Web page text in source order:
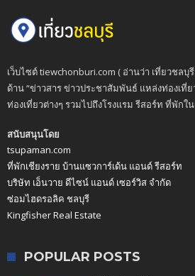
เว็บไซต์ tiewchonburi.com ( อ่านว่า เที่ยวชลบุ
ด้าน “ข่าวสาร ข่าวประชาสัมพันธ์ แหล่งท่องเที่
ท่องเที่ยวต่างๆ รวมไปถึงโรงแรม รีสอร์ท ที่พักใ
สนับสนุนโดย
tsupaman.com
ที่พักเชียงราย บ้านแซวการ์เด้น แอนด์ รีสอร์ท
บริษัท เอ็นวาย ดีไซน์ แอนด์ เซอร์วิส จำกัด
ซ่อมไฮดรอลิค ชลบุรี
Kingfisher Real Estate
POPULAR POSTS